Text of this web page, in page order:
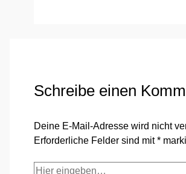
Schreibe einen
Deine E-Mail-Adresse wird nicht
Erforderliche Felder sind mit*
Hier